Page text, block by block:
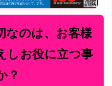
なのは、お客様
しお役に立つ事
？